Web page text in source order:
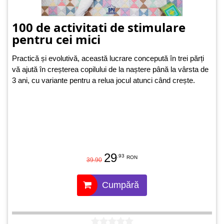
100 de activitati de stimulare
pentru cei mici
Practică și evolutivă, această lucrare concepută în trei părți
vă ajută în creșterea copilului de la naștere până la vârsta de
3 ani, cu variante pentru a relua jocul atunci când crește.
39.90 29 .93 RON
Cumpără